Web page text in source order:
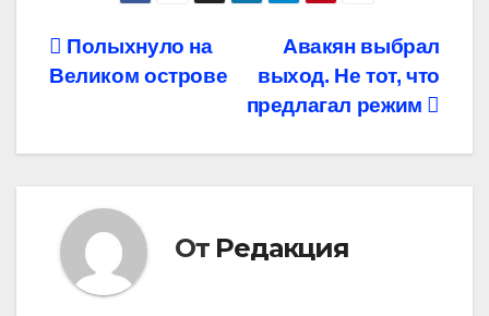
Навигация
записям
Авакян выбрал
выход. Не тот, что
предлагал режим
Полыхнуло на
Великом острове
От Редакция